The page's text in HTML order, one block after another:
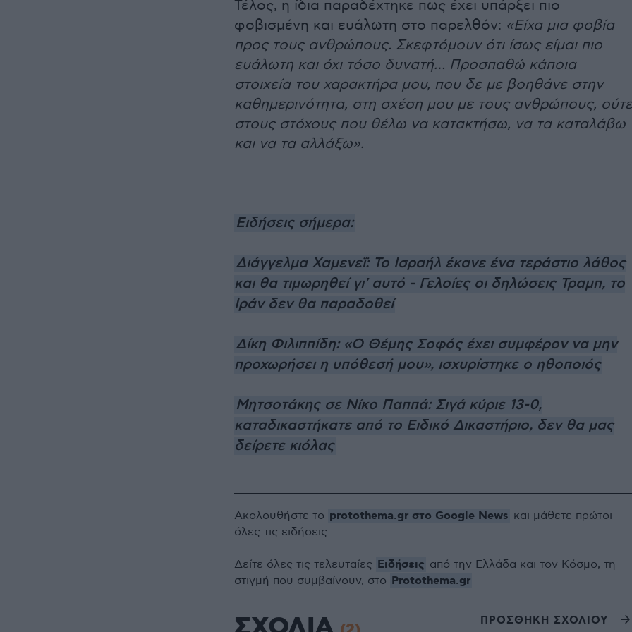
Τέλος, η ίδια παραδέχτηκε πως έχει υπάρξει πιο
φοβισμένη και ευάλωτη στο παρελθόν: «Είχα μια φοβία
προς τους ανθρώπους. Σκεφτόμουν ότι ίσως είμαι πιο
ευάλωτη και όχι τόσο δυνατή… Προσπαθώ κάποια
στοιχεία του χαρακτήρα μου, που δε με βοηθάνε στην
καθημερινότητα, στη σχέση μου με τους ανθρώπους, ούτε
στους στόχους που θέλω να κατακτήσω, να τα καταλάβω
και να τα αλλάξω».
Ειδήσεις σήμερα:
Διάγγελμα Χαμενεΐ: Το Ισραήλ έκανε ένα τεράστιο λάθος
και θα τιμωρηθεί γι' αυτό - Γελοίες οι δηλώσεις Τραμπ, το
Ιράν δεν θα παραδοθεί
Δίκη Φιλιππίδη: «Ο Θέμης Σοφός έχει συμφέρον να μην
προχωρήσει η υπόθεσή μου», ισχυρίστηκε ο ηθοποιός
Μητσοτάκης σε Νίκο Παππά: Σιγά κύριε 13-0,
καταδικαστήκατε από το Ειδικό Δικαστήριο, δεν θα μας
δείρετε κιόλας
Ακολουθήστε το protothema.gr στο Google News και μάθετε πρώτοι
όλες τις ειδήσεις
Δείτε όλες τις τελευταίες Ειδήσεις από την Ελλάδα και τον Κόσμο, τη
στιγμή που συμβαίνουν, στο Protothema.gr
ΠΡΟΣΘΗΚΗ ΣΧΟΛΙΟΥ